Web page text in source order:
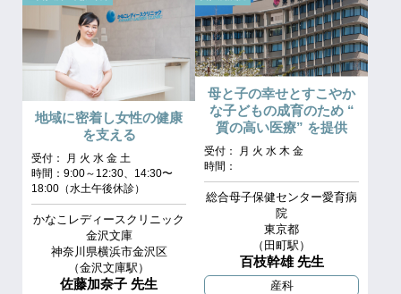
地域に密着し女性の健康
を支える
受付： 月 火 水 金 土
時間：9:00～12:30、14:30〜
18:00（水土午後休診）
かなこレディースクリニック
金沢文庫
神奈川県横浜市金沢区
（金沢文庫駅）
佐藤加奈子 先生
母と子の幸せとすこやか
な子どもの成育のため “
質の高い医療” を提供
受付： 月 火 水 木 金
時間：
総合母子保健センター愛育病
院
東京都
（田町駅）
百枝幹雄 先生
産科